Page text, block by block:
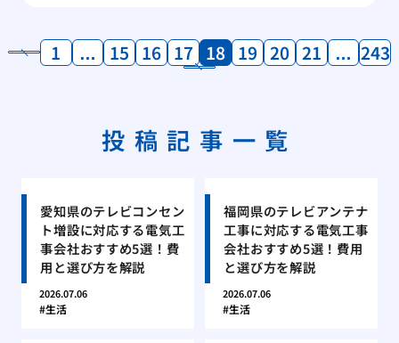
1 … 15 16 17 18 19 20 21 … 243
投稿記事一覧
愛知県のテレビコンセン
ト増設に対応する電気工
事会社おすすめ5選！費
用と選び方を解説
2026.07.06
生活
福岡県のテレビアンテナ
工事に対応する電気工事
会社おすすめ5選！費用
と選び方を解説
2026.07.06
生活